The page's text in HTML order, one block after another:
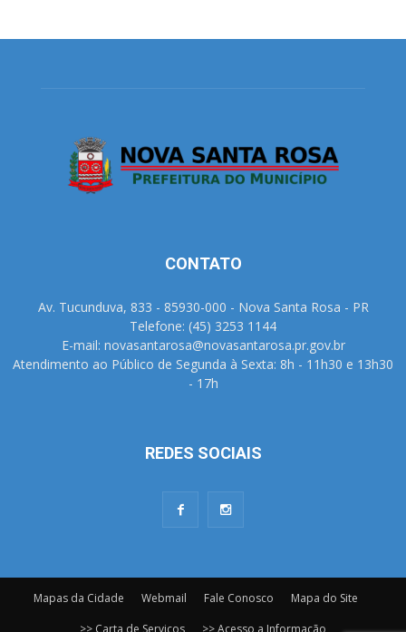
CONTATO
Av. Tucunduva, 833 - 85930-000 - Nova Santa Rosa - PR
Telefone: (45) 3253 1144
E-mail: novasantarosa@novasantarosa.pr.gov.br
Atendimento ao Público de Segunda à Sexta: 8h - 11h30 e 13h30
- 17h
REDES SOCIAIS
Mapas da Cidade Webmail Fale Conosco
Mapa do Site